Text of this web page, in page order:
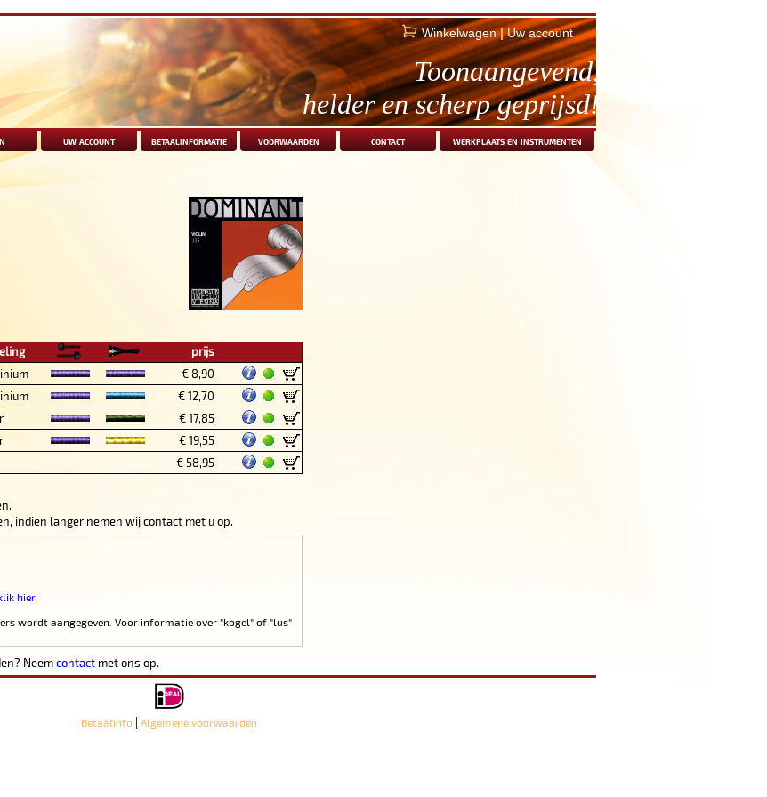
Winkelwagen | Uw account
Toonaangevend,
helder en scherp geprijsd!
uw account betaalinformatie voorwaarden contact werkplaats en instrumenten
prijs
€ 8,90
€ 12,70
€ 17,85
€ 19,55
€ 58,95
indien langer nemen wij contact met u op.
hier.
wordt aangegeven. Voor informatie over "kogel" of "lus"
Neemcontactmet ons op.
Betaalinfo Algemene voorwaarden